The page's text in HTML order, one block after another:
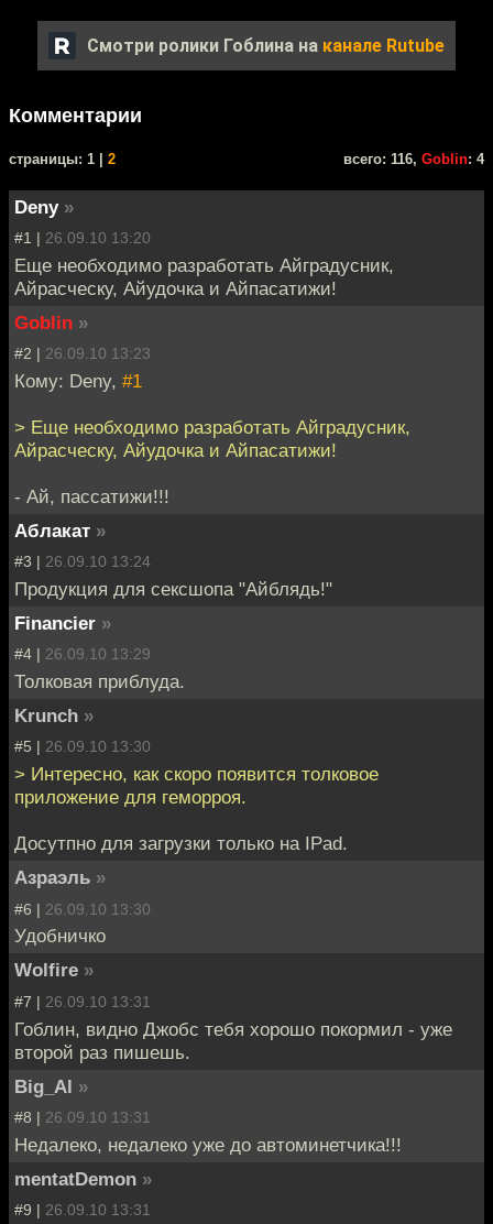
Смотри ролики Гоблина на канале Rutube
Комментарии
cтраницы: 1 | 2 всего: 116, Goblin: 4
Deny »
#1 | 26.09.10 13:20
Еще необходимо разработать Айградусник,
Айрасческу, Айудочка и Айпасатижи!
Goblin »
#2 | 26.09.10 13:23
Кому: Deny, #1
> Еще необходимо разработать Айградусник,
Айрасческу, Айудочка и Айпасатижи!
- Ай, пассатижи!!!
Аблакат »
#3 | 26.09.10 13:24
Продукция для сексшопа "Айблядь!"
Financier »
#4 | 26.09.10 13:29
Толковая приблуда.
Krunch »
#5 | 26.09.10 13:30
> Интересно, как скоро появится толковое
приложение для геморроя.
Досутпно для загрузки только на IPad.
Азраэль »
#6 | 26.09.10 13:30
Удобничко
Wolfire »
#7 | 26.09.10 13:31
Гоблин, видно Джобс тебя хорошо покормил - уже
второй раз пишешь.
Big_Al »
#8 | 26.09.10 13:31
Недалеко, недалеко уже до автоминетчика!!!
mentatDemon »
#9 | 26.09.10 13:31